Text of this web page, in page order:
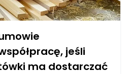
jeśli
ma dostarczać